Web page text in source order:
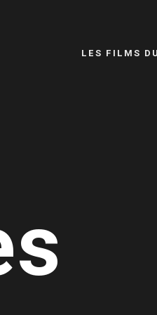
LES FILMS